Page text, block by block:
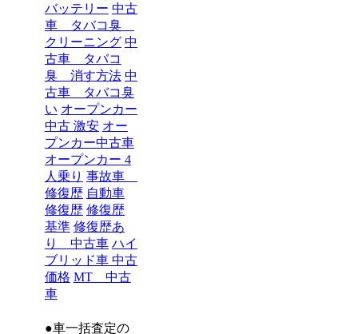
バッテリー 中古
車 タバコ臭
クリーニング 中
古車 タバコ
臭 消す方法 中
古車 タバコ臭
い オープンカー
中古 激安 オー
プンカー中古車
オープンカー 4
人乗り 事故車
修復歴 自動車
修復歴 修復歴
基準 修復歴あ
り 中古車 ハイ
ブリッド車 中古
価格 MT 中古
車
●車一括査定の